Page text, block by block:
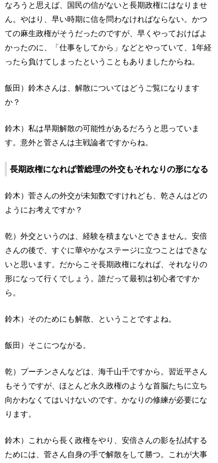
なろうと思えば、国民の信がないと長期政権にはなりませ
ん。やはり、早い時期に信を問わなければならない。かつ
ての麻生政権がそうだったのですが、早くやっておけばよ
かったのに、「仕事をしてから」などとやっていて、1年経
ったら負けてしまったということもありましたからね。
飯田）鈴木さんは、解散についてはどうご覧になります
か？
鈴木）私は早期解散の可能性があるだろうと思っていま
す。意外と菅さんは主戦論者ですからね。
長期政権になれば菅総理の外交もそれなりの形になる
鈴木）菅さんの外交が未知数ですけれども、乾さんはどの
ようにお考えですか？
乾）外交というのは、経験を積まないとできません。安倍
さんの後で、すぐに華やかなステージに立つことはできな
いと思います。だからこそ長期政権になれば、それなりの
形になって行くでしょう。誰だって最初は初心者ですか
ら。
鈴木）そのためにも解散、ということですよね。
飯田）そこにつながる。
乾）プーチンさんなどは、海千山千ですから。習近平さん
もそうですが、ほとんど永久政権のような首脳たちに立ち
向かわなくてはいけないのです。かなりの修練が必要にな
ります。
鈴木）これから長く政権をやり、安倍さんの影を払拭する
ためには、菅さん自身の手で解散をして勝つ。これが大事